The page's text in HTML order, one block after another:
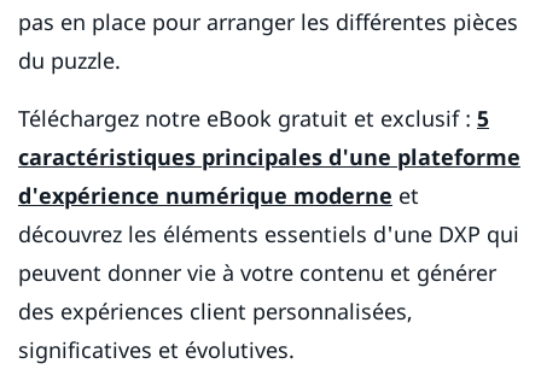
pas en place pour arranger les différentes pièces
du puzzle.
Téléchargez notre eBook gratuit et exclusif : 5
caractéristiques principales d'une plateforme
d'expérience numérique moderne et
découvrez les éléments essentiels d'une DXP qui
peuvent donner vie à votre contenu et générer
des expériences client personnalisées,
significatives et évolutives.